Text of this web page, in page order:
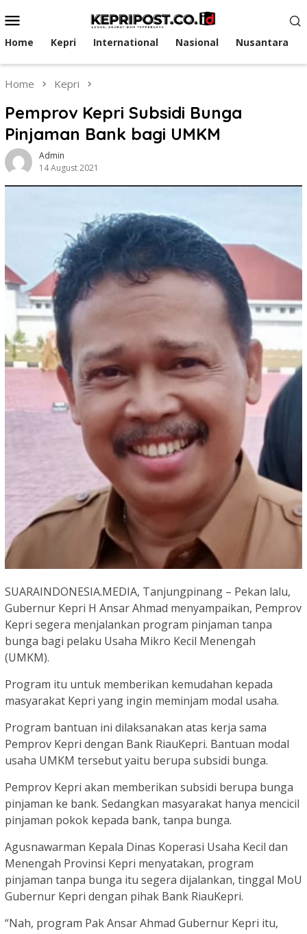
to
contentMenu
Home Kepri International Nasional Nusantara
Home Kepri
Pemprov Kepri Subsidi Bunga
Pinjaman Bank bagi UMKM
Admin
14 August 2021
SUARAINDONESIA.MEDIA, Tanjungpinang – Pekan lalu,
Gubernur Kepri H Ansar Ahmad menyampaikan, Pemprov
Kepri segera menjalankan program pinjaman tanpa
bunga bagi pelaku Usaha Mikro Kecil Menengah
(UMKM).
Program itu untuk memberikan kemudahan kepada
masyarakat Kepri yang ingin meminjam modal usaha.
Program bantuan ini dilaksanakan atas kerja sama
Pemprov Kepri dengan Bank RiauKepri. Bantuan modal
usaha UMKM tersebut yaitu berupa subsidi bunga.
Pemprov Kepri akan memberikan subsidi berupa bunga
pinjaman ke bank. Sedangkan masyarakat hanya mencicil
pinjaman pokok kepada bank, tanpa bunga.
Agusnawarman Kepala Dinas Koperasi Usaha Kecil dan
Menengah Provinsi Kepri menyatakan, program
pinjaman tanpa bunga itu segera dijalankan, tinggal MoU
Gubernur Kepri dengan pihak Bank RiauKepri.
“Nah, program Pak Ansar Ahmad Gubernur Kepri itu,